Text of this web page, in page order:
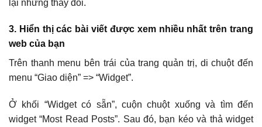
lại những thay đổi.
3. Hiển thị các bài viết được xem nhiều nhất trên trang
web của bạn
Trên thanh menu bên trái của trang quản trị, di chuột đến
menu “Giao diện” => “Widget”.
Ở khối “Widget có sẵn”, cuộn chuột xuống và tìm đến
widget “Most Read Posts”. Sau đó, bạn kéo và thả widget